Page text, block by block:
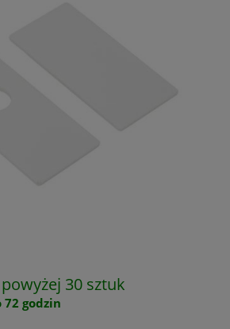
powyżej 30 sztuk
72 godzin